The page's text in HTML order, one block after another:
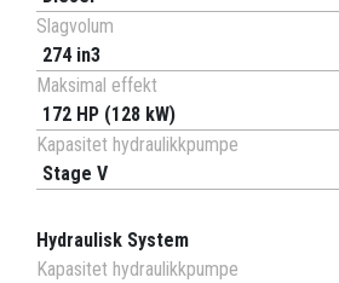
Slagvolum
274 in3
Maksimal effekt
172 HP (128 kW)
Kapasitet hydraulikkpumpe
Stage V
Hydraulisk System
Kapasitet hydraulikkpumpe